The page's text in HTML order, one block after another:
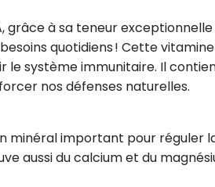
grâce à sa teneur
quotidiens ! Cette
le système immunitaire. Il
nos défenses naturelles.
minéral important pour réguler
aussi du calcium et du